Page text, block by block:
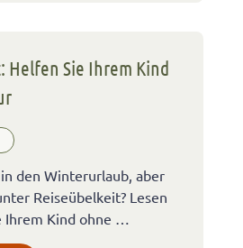
Helfen Sie Ihrem Kind
den Winterurlaub, aber
Reiseübelkeit? Lesen
Ihrem Kind ohne …